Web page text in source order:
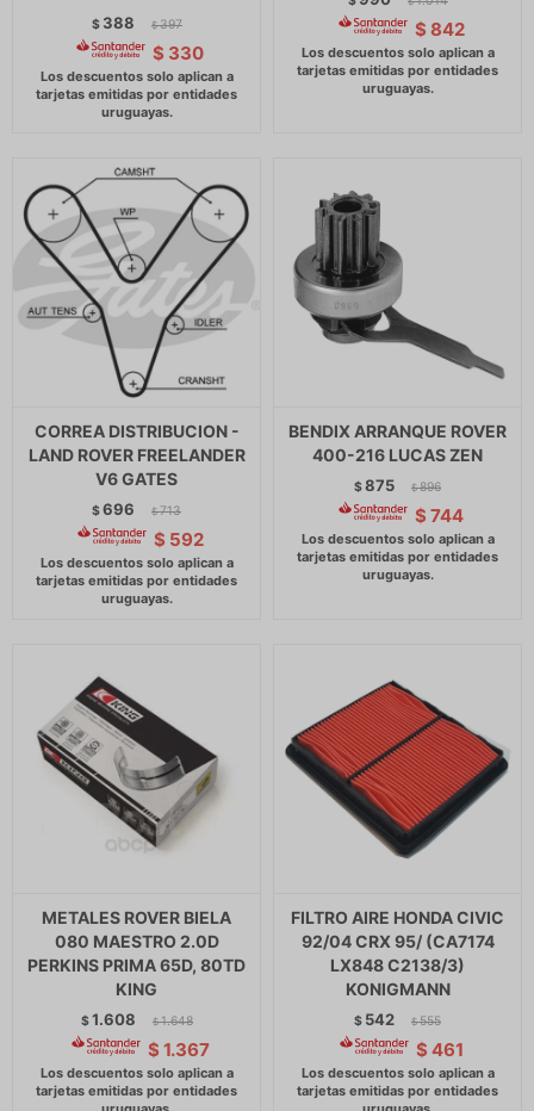
$ 388 $ 397
$ 330
$ 842
CORREA DISTRIBUCION -
LAND ROVER FREELANDER
V6 GATES
$696 $ 713
$ 592
BENDIX ARRANQUE ROVER
400-216 LUCAS ZEN
$875 $ 896
$ 744
METALES ROVER BIELA
080 MAESTRO 2.0D
PERKINS PRIMA 65D, 80TD
KING
$1.608 $ 1.648
$ 1.367
FILTRO AIRE HONDA CIVIC
92/04 CRX 95/ (CA7174
LX848 C2138/3)
KONIGMANN
$ 542 $ 555
$ 461